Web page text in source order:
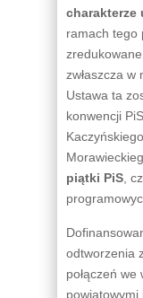
charakterze
ramach tego
zredukowane
zwłaszcza w
Ustawa ta
konwencji
piątki PiS ,
odtworzenia
połączeń we
powiatowymi